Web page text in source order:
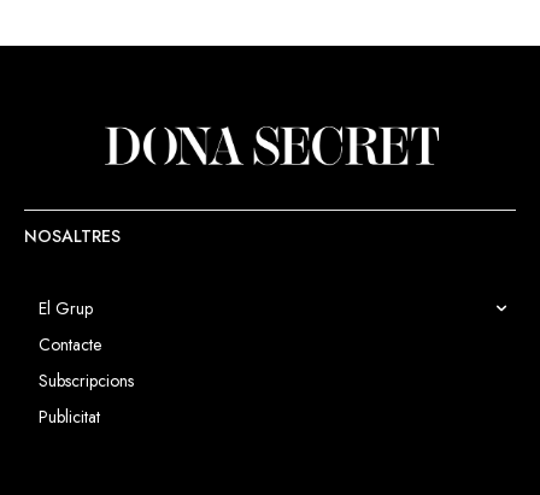
NOSALTRES
El Grup
Contacte
Subscripcions
Publicitat